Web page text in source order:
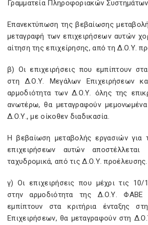
Γραμματεία Πληροφοριακών
Επανεκτύπωση της βεβαίωσης
μεταγραφή των επιχειρήσεων αυτών
αίτηση της επιχείρησης, από τη Δ.Ο.Υ.
β) Οι επιχειρήσεις που εμπίπτουν στα
στη Δ.Ο.Υ. Μεγάλων Επιχειρήσεων
αρμοδιότητα των Δ.Ο.Υ. όλης της
ανωτέρω, θα μεταγραφούν
Δ.Ο.Υ., με οίκοθεν διαδικασία.
Η βεβαίωση μεταβολής εργασιών για
επιχειρήσεων αυτών αποστέλλεται
ταχυδρομικά, από τις Δ.Ο.Υ. προέλευσης.
γ) Οι επιχειρήσεις που μέχρι τις 10/
στην αρμοδιότητα της Δ.Ο.Υ.
εμπίπτουν στα κριτήρια ένταξης
Επιχειρήσεων, θα μεταγραφούν στη